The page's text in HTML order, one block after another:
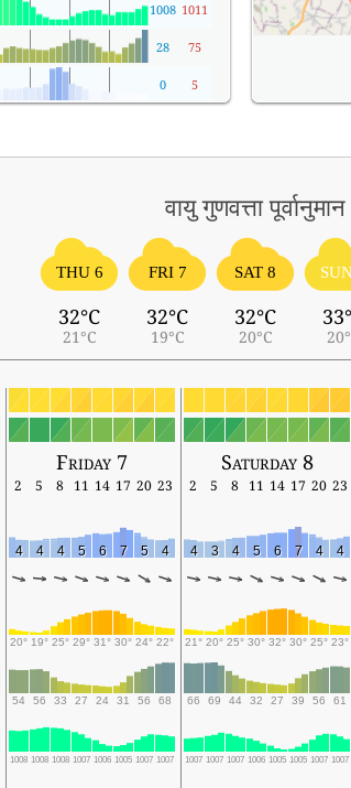
1008 1011
28 75
0 5
वायु गुणवत्ता पूर्वानुमान
THU 6
32°C
21°C
FRI 7
32°C
19°C
SAT 8
32°C
20°C
Friday 7 Saturday 8
2 5 8 11 14 17 20 23 2 5 8 11 14 17 20 23
4 4 4 5 6 7 5 4 4 3 4 5 6 7 4 4
20° 19° 25° 29° 31° 30° 24° 22° 21° 20° 25° 30° 32° 30° 25° 23°
54 56 33 27 24 31 56 68 66 69 44 32 27 39 56 61
1008 1008 1008 1007 1006 1005 1007 1007 1007 1007 1007 1006 1005 1005 1007 1007